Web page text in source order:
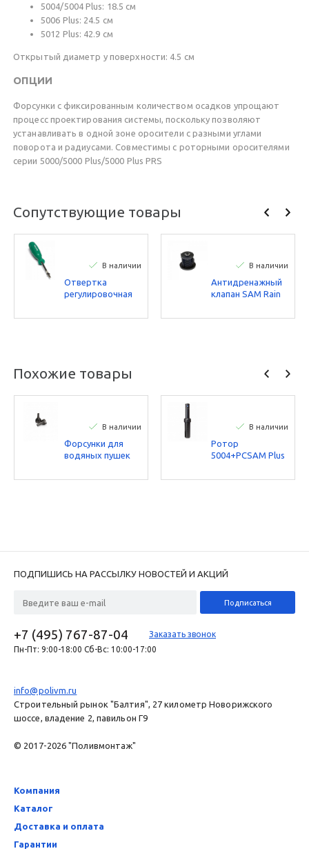
5004/5004 Plus: 18.5 см
5006 Plus: 24.5 см
5012 Plus: 42.9 см
Открытый диаметр у поверхности: 4.5 см
ОПЦИИ
Форсунки с фиксированным количеством осадков упрощают
процесс проектирования системы, поскольку позволяют
устанавливать в одной зоне оросители с разными углами
поворота и радиусами. Совместимы с роторными оросителями
серии 5000/5000 Plus/5000 Plus PRS
Сопутствующие товары
В наличии
Отвертка
регулировочная
спринклеров Rain
В наличии
Антидренажный
клапан SAM Rain
Похожие товары
В наличии
Форсунки для
водяных пушек
Bird
В наличии
Ротор
5004+PCSAM Plus
ПОДПИШИСЬ НА РАССЫЛКУ НОВОСТЕЙ И АКЦИЙ
+7 (495) 767-87-04
Заказать звонок
Пн-Пт: 9:00-18:00 Сб-Вс: 10:00-17:00
info@polivm.ru
Строительный рынок "Балтия", 27 километр Новорижского
шоссе, владение 2, павильон Г9
© 2017-2026 "Поливмонтаж"
Компания
Каталог
Доставка и оплата
Гарантии